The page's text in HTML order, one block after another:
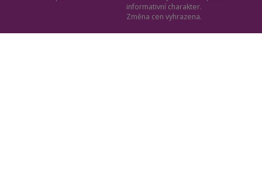
informativní charakter.
Změna cen vyhrazena.